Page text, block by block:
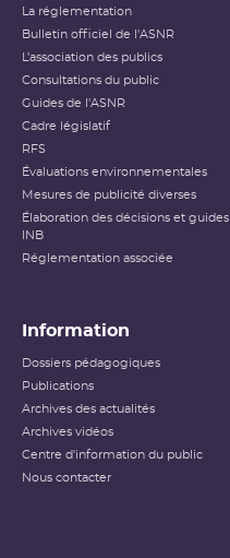
La réglementation
Bulletin officiel de l'ASNR
L’association des publics
Consultations du public
Guides de l'ASNR
Cadre législatif
RFS
Évaluations environnementales
Mesures de publicité diverses
Élaboration des décisions et guides
INB
Réglementation associée
Information
Dossiers pédagogiques
Publications
Archives des actualités
Archives vidéos
Centre d'information du public
Nous contacter